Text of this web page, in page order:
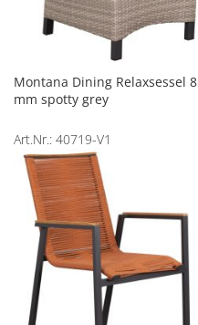
Montana Dining Relaxsessel 8
mm spotty grey
Art.Nr.: 40719-V1